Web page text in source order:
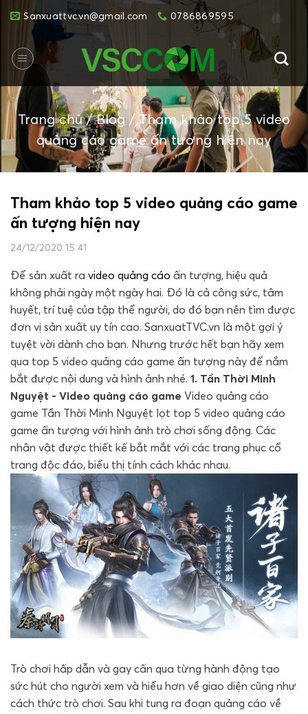
content
Sanxuattvc.vn@gmail.com 0786869595
Trang chủ/Blog/Tham khảo top 5 video
quảng cáo game ấn tượng hiện nay
Tham khảo top 5 video quảng cáo game
ấn tượng hiện nay
24/12/2020 15:41
Để sản xuất ra video quảng cáo ấn tượng, hiệu quả
không phải ngày một ngày hai. Đó là cả công sức, tâm
huyết, trí tuệ của tập thể người, do đó bạn nên tìm được
đơn vị sản xuất uy tín cao. SanxuatTVC.vn là một gợi ý
tuyệt vời dành cho bạn. Nhưng trước hết bạn hãy xem
qua top 5 video quảng cáo game ấn tượng này để nắm
bắt được nội dung và hình ảnh nhé. 1. Tần Thời Minh
Nguyệt - Video quảng cáo game Video quảng cáo
game Tần Thời Minh Nguyệt lọt top 5 video quảng cáo
game ấn tượng với hình ảnh trò chơi sống động. Các
nhân vật được thiết kế bắt mắt với các trang phục cổ
trang độc đáo, biểu thị tính cách khác nhau.
Trò chơi hấp dẫn và gay cấn qua từng hành động tạo
sức hút cho người xem và hiểu hơn về giao diện cũng như
cách thức trò chơi. Sau khi tung ra đoạn quảng cáo về